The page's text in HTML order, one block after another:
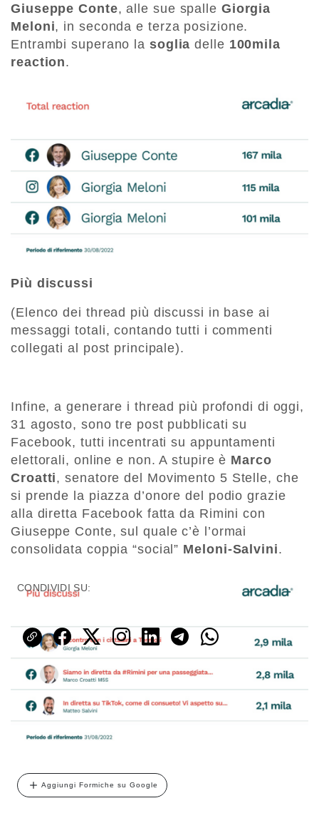
Giuseppe Conte, alle sue spalle Giorgia
Meloni, in seconda e terza posizione.
Entrambi superano la soglia delle 100mila
reaction.
Più discussi
(Elenco dei thread più discussi in base ai
messaggi totali, contando tutti i commenti
collegati al post principale).
Infine, a generare i thread più profondi di oggi,
31 agosto, sono tre post pubblicati su
Facebook, tutti incentrati su appuntamenti
elettorali, online e non. A stupire è Marco
Croatti, senatore del Movimento 5 Stelle, che
si prende la piazza d’onore del podio grazie
alla diretta Facebook fatta da Rimini con
Giuseppe Conte, sul quale c’è l’ormai
consolidata coppia “social” Meloni-Salvini.
CONDIVIDI SU:
Aggiungi Formiche su Google